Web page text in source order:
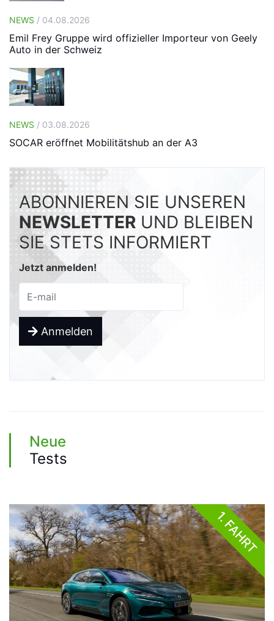
NEWS / 04.08.2026
Emil Frey Gruppe wird offizieller Importeur von Geely
Auto in der Schweiz
NEWS / 03.08.2026
SOCAR eröffnet Mobilitätshub an der A3
ABONNIEREN SIE UNSEREN
NEWSLETTER UND BLEIBEN
SIE STETS INFORMIERT
Jetzt anmelden!
Anmelden
Neue
Tests
1. FAHRT